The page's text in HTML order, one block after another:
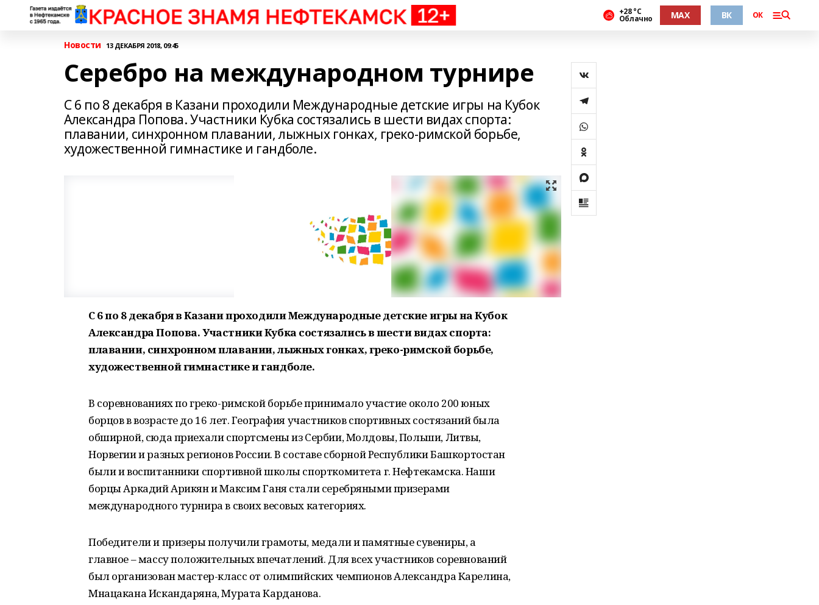
+28 °С
Облачно MAX ВК ОК
Новости 13 ДЕКАБРЯ 2018, 09:45
Серебро на международном турнире
С 6 по 8 декабря в Казани проходили Международные детские игры на Кубок
Александра Попова. Участники Кубка состязались в шести видах спорта:
плавании, синхронном плавании, лыжных гонках, греко-римской борьбе,
художественной гимнастике и гандболе.
С 6 по 8 декабря в Казани проходили Международные детские игры на Кубок
Александра Попова. Участники Кубка состязались в шести видах спорта:
плавании, синхронном плавании, лыжных гонках, греко-римской борьбе,
художественной гимнастике и гандболе.
В соревнованиях по греко-римской борьбе принимало участие около 200 юных
борцов в возрасте до 16 лет. География участников спортивных состязаний была
обширной, сюда приехали спортсмены из Сербии, Молдовы, Польши, Литвы,
Норвегии и разных регионов России. В составе сборной Республики Башкортостан
были и воспитанники спортивной школы спорткомитета г. Нефтекамска. Наши
борцы Аркадий Арикян и Максим Ганя стали серебряными призерами
международного турнира в своих весовых категориях.
Победители и призеры получили грамоты, медали и памятные сувениры, а
главное – массу положительных впечатлений. Для всех участников соревнований
был организован мастер-класс от олимпийских чемпионов Александра Карелина,
Мнацакана Искандаряна, Мурата Карданова.